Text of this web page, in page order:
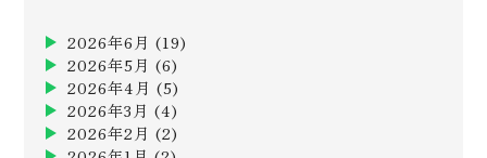
2026年6月 (19)
2026年5月 (6)
2026年4月 (5)
2026年3月 (4)
2026年2月 (2)